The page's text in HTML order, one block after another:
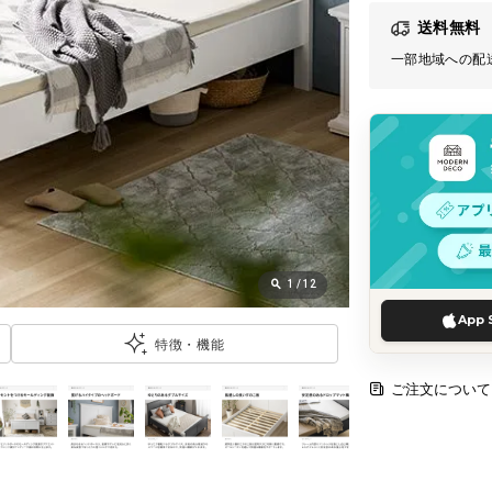
送料無料
一部地域への配
App
ご注文について
1 /12
特徴・機能